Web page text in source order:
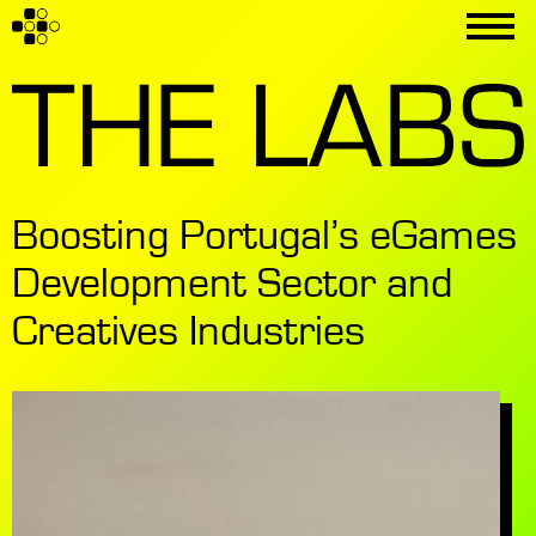
Boosting Portugal’s eGames
Development Sector and
Creatives Industries